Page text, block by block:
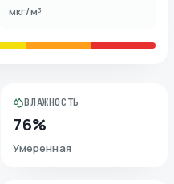
мкг/м³
ВЛАЖНОСТЬ
76%
Умеренная